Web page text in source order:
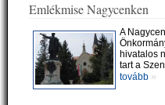
Emlékmise Nagycenken
A
hivatalos
tart a
tovább »